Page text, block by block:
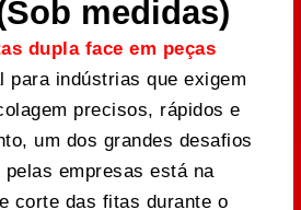
medidas)
dupla face em peças
para indústrias que exigem
precisos, rápidos e
um dos grandes desafios
pelas empresas está na
corte das fitas durante o